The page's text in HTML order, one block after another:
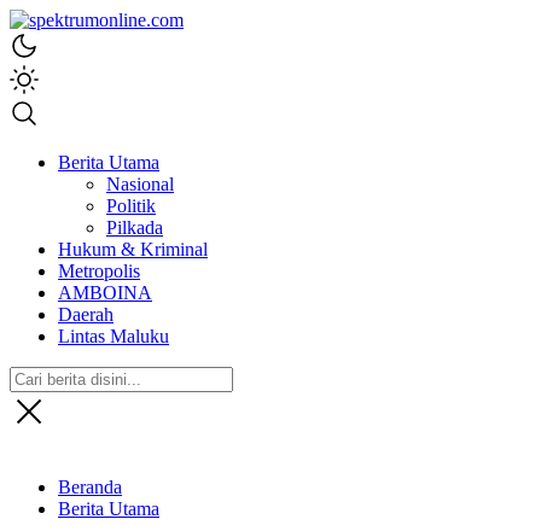
spektrumonline.com
Berita Utama
Nasional
Politik
Pilkada
Hukum & Kriminal
Metropolis
AMBOINA
Daerah
Lintas Maluku
Beranda
Berita Utama